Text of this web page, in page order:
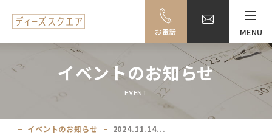
料金・ご利用案内
お電話 MENU
イベントのお知らせ
EVENT
イベントのお知らせ 2024.11.14...